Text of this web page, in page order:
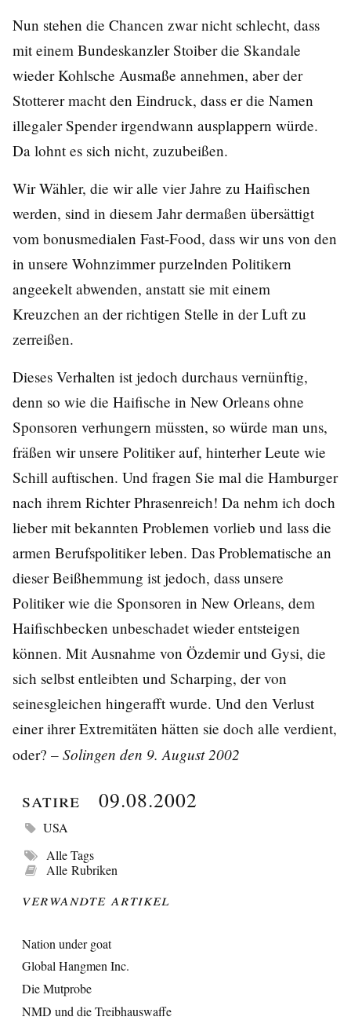
Nun stehen die Chancen zwar nicht schlecht, dass
mit einem Bundeskanzler Stoiber die Skandale
wieder Kohlsche Ausmaße annehmen, aber der
Stotterer macht den Eindruck, dass er die Namen
illegaler Spender irgendwann ausplappern würde.
Da lohnt es sich nicht, zuzubeißen.
Wir Wähler, die wir alle vier Jahre zu Haifischen
werden, sind in diesem Jahr dermaßen übersättigt
vom bonusmedialen Fast-Food, dass wir uns von den
in unsere Wohnzimmer purzelnden Politikern
angeekelt abwenden, anstatt sie mit einem
Kreuzchen an der richtigen Stelle in der Luft zu
zerreißen.
Dieses Verhalten ist jedoch durchaus vernünftig,
denn so wie die Haifische in New Orleans ohne
Sponsoren verhungern müssten, so würde man uns,
fräßen wir unsere Politiker auf, hinterher Leute wie
Schill auftischen. Und fragen Sie mal die Hamburger
nach ihrem Richter Phrasenreich! Da nehm ich doch
lieber mit bekannten Problemen vorlieb und lass die
armen Berufspolitiker leben. Das Problematische an
dieser Beißhemmung ist jedoch, dass unsere
Politiker wie die Sponsoren in New Orleans, dem
Haifischbecken unbeschadet wieder entsteigen
können. Mit Ausnahme von Özdemir und Gysi, die
sich selbst entleibten und Scharping, der von
seinesgleichen hingerafft wurde. Und den Verlust
einer ihrer Extremitäten hätten sie doch alle verdient,
oder? – Solingen den 9. August 2002
Satire 09.08.2002
USA
Alle Tags
Alle Rubriken
Verwandte Artikel
Nation under goat
Global Hangmen Inc.
Die Mutprobe
NMD und die Treibhauswaffe